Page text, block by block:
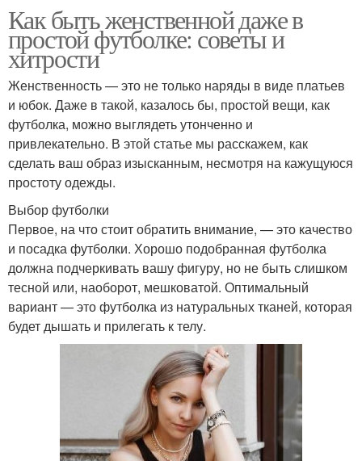
Как быть женственной даже в
простой футболке: советы и
хитрости
Женственность — это не только наряды в виде платьев
и юбок. Даже в такой, казалось бы, простой вещи, как
футболка, можно выглядеть утонченно и
привлекательно. В этой статье мы расскажем, как
сделать ваш образ изысканным, несмотря на кажущуюся
простоту одежды.
Выбор футболки
Первое, на что стоит обратить внимание, — это качество
и посадка футболки. Хорошо подобранная футболка
должна подчеркивать вашу фигуру, но не быть слишком
тесной или, наоборот, мешковатой. Оптимальный
вариант — это футболка из натуральных тканей, которая
будет дышать и прилегать к телу.